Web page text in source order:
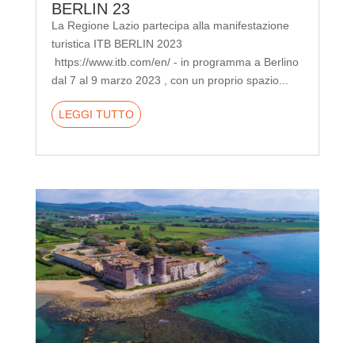
BERLIN 23
La Regione Lazio partecipa alla manifestazione
turistica ITB BERLIN 2023
https://www.itb.com/en/ - in programma a Berlino
dal 7 al 9 marzo 2023 , con un proprio spazio...
LEGGI TUTTO